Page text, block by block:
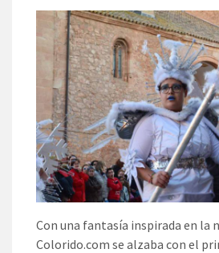
Con una fantasía inspirada en la
Colorido.com se alzaba con el